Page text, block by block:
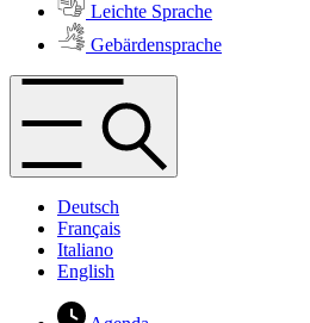
Leichte Sprache
Gebärdensprache
Deutsch
Français
Italiano
English